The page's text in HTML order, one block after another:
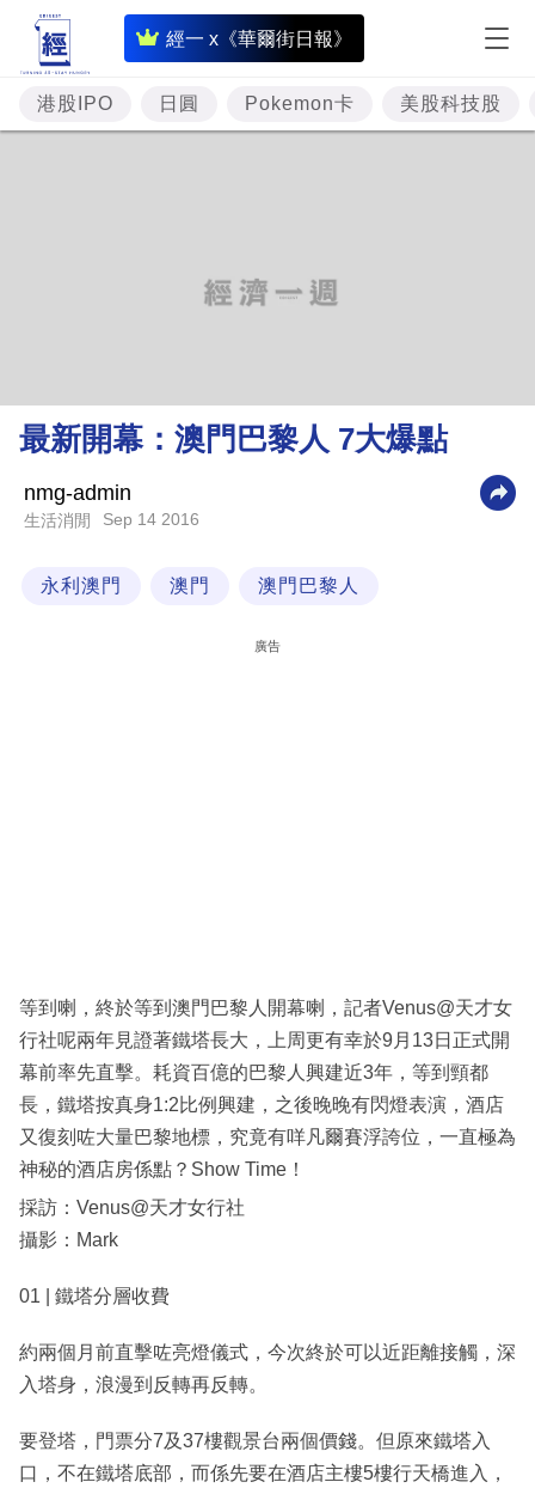
經一 x《華爾街日報》
即
時
財
經
理
財
業
閱
專
區
港股IPO 日圓 Pokemon卡 美股科技股
最新開幕：澳門巴黎人 7大爆點
nmg-admin
生活消閒 Sep 14 2016
永利澳門 澳門 澳門巴黎人
廣告
等到喇，終於等到澳門巴黎人開幕喇，記者Venus@天才女
行社呢兩年見證著鐵塔長大，上周更有幸於9月13日正式開
幕前率先直擊。耗資百億的巴黎人興建近3年，等到頸都
長，鐵塔按真身1:2比例興建，之後晚晚有閃燈表演，酒店
又復刻咗大量巴黎地標，究竟有咩凡爾賽浮誇位，一直極為
神秘的酒店房係點？Show Time！
採訪：Venus@天才女行社
攝影：Mark
01 | 鐵塔分層收費
約兩個月前直擊咗亮燈儀式，今次終於可以近距離接觸，深
入塔身，浪漫到反轉再反轉。
要登塔，門票分7及37樓觀景台兩個價錢。但原來鐵塔入
口，不在鐵塔底部，而係先要在酒店主樓5樓行天橋進入，